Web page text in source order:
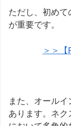
ただし、初めて
が重要です。
＞＞
また、オール
あります。ネ